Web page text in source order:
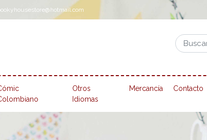
Otros
Idiomas
Mercancía Contacto